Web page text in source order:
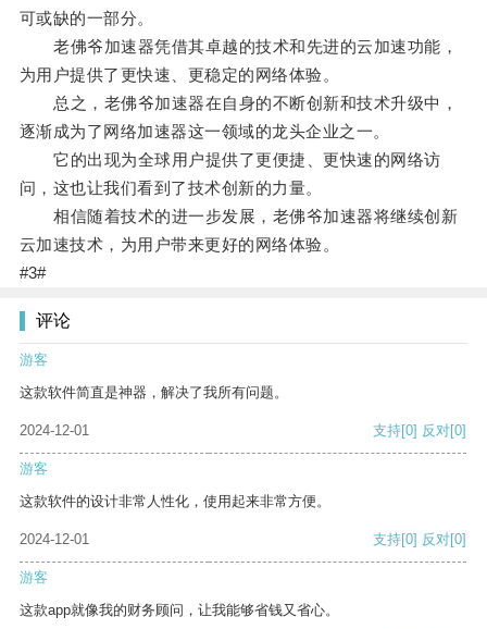
可或缺的一部分。
老佛爷加速器凭借其卓越的技术和先进的云加速功能，
为用户提供了更快速、更稳定的网络体验。
总之，老佛爷加速器在自身的不断创新和技术升级中，
逐渐成为了网络加速器这一领域的龙头企业之一。
它的出现为全球用户提供了更便捷、更快速的网络访
问，这也让我们看到了技术创新的力量。
相信随着技术的进一步发展，老佛爷加速器将继续创新
云加速技术，为用户带来更好的网络体验。
#3#
评论
游客
这款软件简直是神器，解决了我所有问题。
2024-12-01 支持[0] 反对[0]
游客
这款软件的设计非常人性化，使用起来非常方便。
2024-12-01 支持[0] 反对[0]
游客
这款app就像我的财务顾问，让我能够省钱又省心。